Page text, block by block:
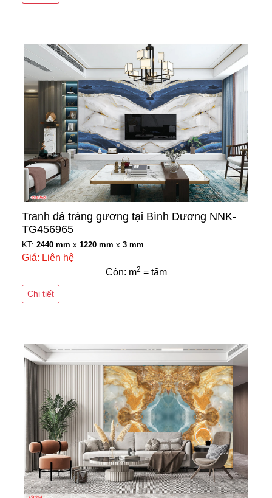
Tranh đá tráng gương tại Bình Dương NNK-
TG456965
KT: 2440 mm x 1220 mm x 3 mm
Giá: Liên hệ
Còn: m2 = tấm
Chi tiết